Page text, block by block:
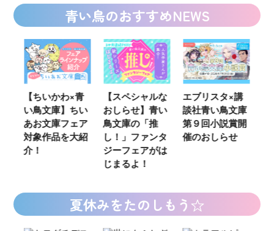
青い鳥のおすすめNEWS
【ちいかわ×青
い鳥文庫】ちい
あお文庫フェア
対象作品を大紹
介！
【スペシャルな
おしらせ】青い
鳥文庫の「推
し！」ファンタ
ジーフェアがは
じまるよ！
エブリスタ×講
談社青い鳥文庫
第９回小説賞開
催のおしらせ
夏休みをたのしもう☆